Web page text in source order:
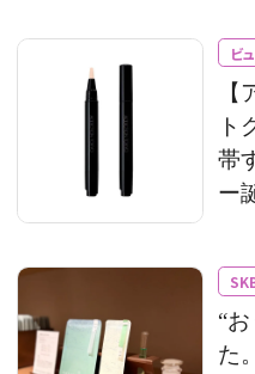
ビ
ト
帯
ー誕生！
“
た